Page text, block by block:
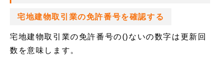
宅地建物取引業の免許番号を確認する
宅地建物取引業の免許番号の()ないの数字は更新回
数を意味します。